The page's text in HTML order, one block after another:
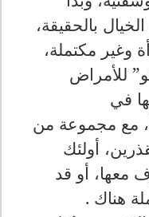
بالحقيقة،
وغير مكتملة،
للأمراض
في
مع مجموعة من
أولئك
معها، أو قد
هناك .